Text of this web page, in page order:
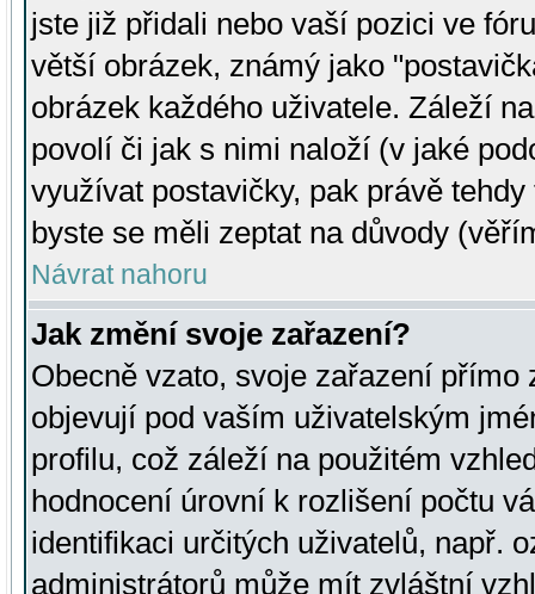
jste již přidali nebo vaší pozici ve
větší obrázek, známý jako
obrázek každého uživatele. Záleží
povolí či jak s nimi naloží (v jaké
využívat postavičky, pak právě
byste se měli zeptat na důvody
Návrat nahoru
Jak změní svoje zařazení?
Obecně vzato, svoje zařazení přímo
objevují pod vaším uživatelským
profilu, což záleží na použitém
hodnocení úrovní k rozlišení počtu
identifikaci určitých uživatelů, např.
administrátorů může mít zvláštní